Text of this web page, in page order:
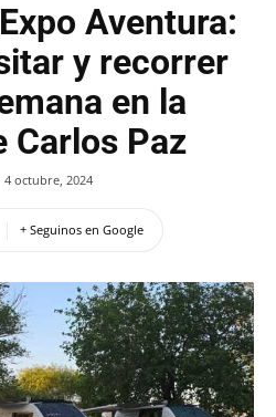
Aventura:
y recorrer
en la
Carlos Paz
4 octubre, 2024
+ Seguinos en Google